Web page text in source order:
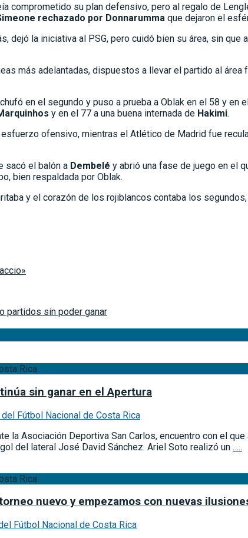
comprometido su plan defensivo, pero al regalo de
rechazado por Donnarumma que dejaron el
dejó la iniciativa al PSG, pero cuidó bien su área, sin
más adelantadas, dispuestos a llevar el partido al
en el segundo y puso a prueba a Oblak en el 58 y
y en el 77 a una buena internada de Hakimi.
ofensivo, mientras el Atlético de Madrid fue
sacó el balón a Dembelé y abrió una fase de juego en el
bien respaldada por Oblak.
y el corazón de los rojiblancos contaba los
partidos sin poder ganar
Rica
sin ganar en el Apertura
Fútbol Nacional de Costa Rica
la Asociación Deportiva San Carlos, encuentro con el
del lateral José David Sánchez. Ariel Soto realizó un …..
Rica
nuevo y empezamos con nuevas
Fútbol Nacional de Costa Rica